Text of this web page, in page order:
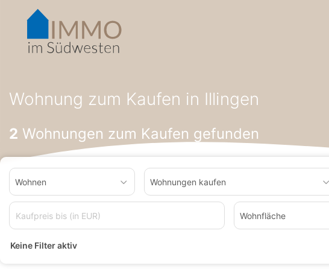
Accessibility-
Modus
Wohnung zum Kaufen in Illingen
2 Wohnungen zum Kaufen gefunden
Wohnen Wohnungen kaufen
Wohnfläche
Keine Filter aktiv